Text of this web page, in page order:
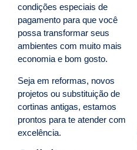
condições especiais de
pagamento para que você
possa transformar seus
ambientes com muito mais
economia e bom gosto.
Seja em reformas, novos
projetos ou substituição de
cortinas antigas, estamos
prontos para te atender com
excelência.